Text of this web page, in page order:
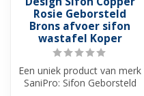
Rosie Geborsteld
Brons afvoer sifon
wastafel Koper
Een uniek product van merk
SaniPro: Sifon Geborsteld